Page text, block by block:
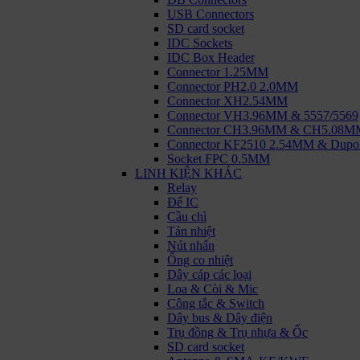
USB Connectors
SD card socket
IDC Sockets
IDC Box Header
Connector 1.25MM
Connector PH2.0 2.0MM
Connector XH2.54MM
Connector VH3.96MM & 5557/5569
Connector CH3.96MM &
Connector KF2510 2.54MM &
Socket FPC 0.5MM
LINH KIỆN KHÁC
Relay
Đế IC
Cầu chì
Tản nhiệt
Nút nhấn
Ống co nhiệt
Dây cáp các loại
Loa & Còi & Mic
Công tắc & Switch
Dây bus & Dây điện
Trụ đồng & Trụ nhựa & Ốc
SD card socket